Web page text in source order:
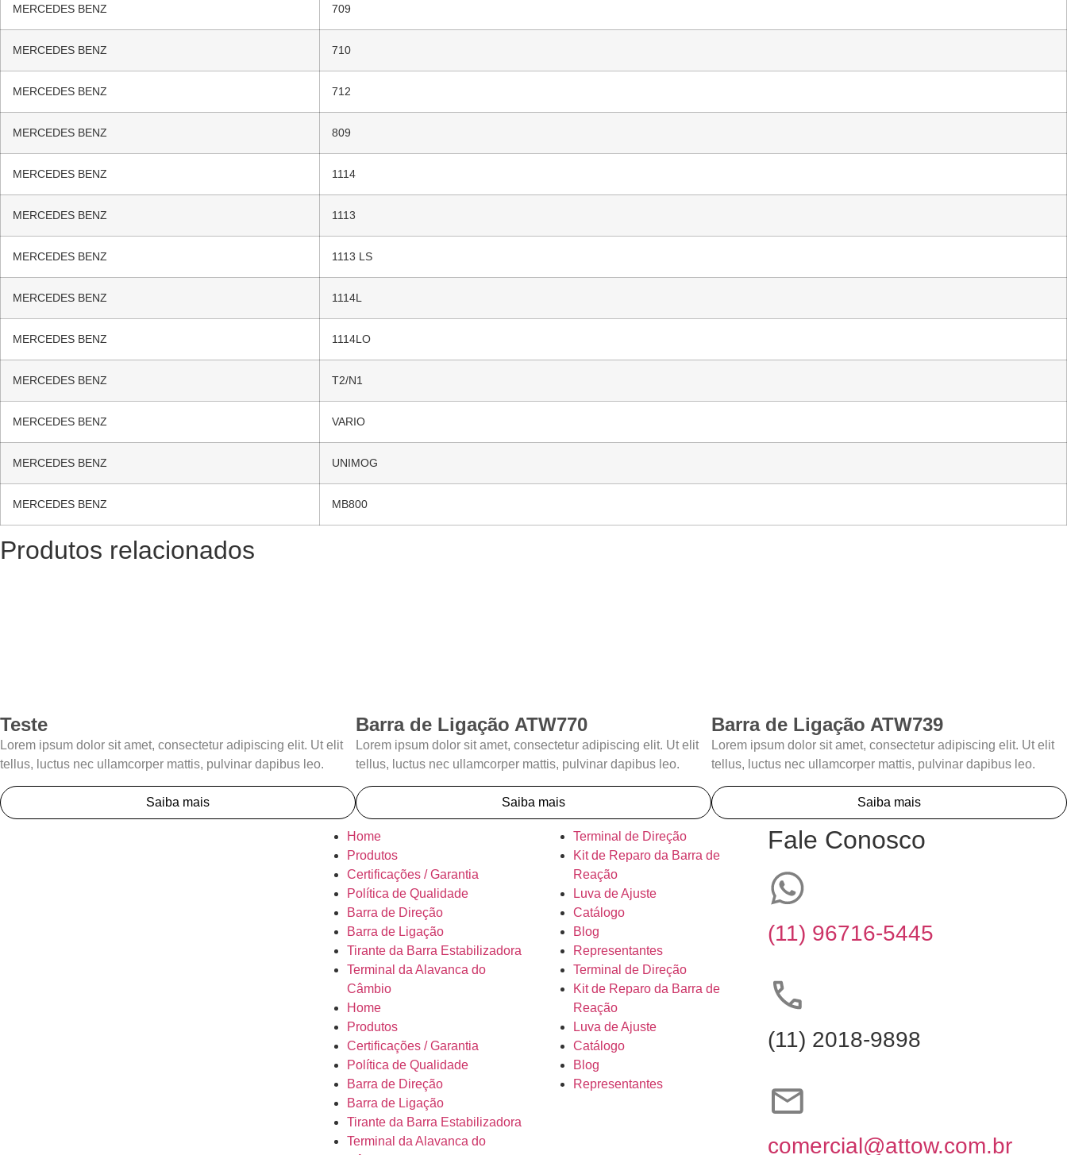
MERCEDES BENZ 709
MERCEDES BENZ 710
MERCEDES BENZ 712
MERCEDES BENZ 809
MERCEDES BENZ 1114
MERCEDES BENZ 1113
MERCEDES BENZ 1113 LS
MERCEDES BENZ 1114L
MERCEDES BENZ 1114LO
MERCEDES BENZ T2/N1
MERCEDES BENZ VARIO
MERCEDES BENZ UNIMOG
MERCEDES BENZ MB800
Produtos relacionados
Teste
Lorem ipsum dolor sit amet, consectetur adipiscing elit. Ut elit
tellus, luctus nec ullamcorper mattis, pulvinar dapibus leo.
Saiba mais
Barra de Ligação ATW770
Lorem ipsum dolor sit amet, consectetur adipiscing elit. Ut elit
tellus, luctus nec ullamcorper mattis, pulvinar dapibus leo.
Saiba mais
Barra de Ligação ATW739
Lorem ipsum dolor sit amet, consectetur adipiscing elit. Ut elit
tellus, luctus nec ullamcorper mattis, pulvinar dapibus leo.
Saiba mais
Home
Produtos
Certificações / Garantia
Política de Qualidade
Barra de Direção
Barra de Ligação
Tirante da Barra Estabilizadora
Terminal da Alavanca do
Câmbio
Home
Produtos
Certificações / Garantia
Política de Qualidade
Barra de Direção
Barra de Ligação
Tirante da Barra Estabilizadora
Terminal da Alavanca do
Terminal de Direção
Kit de Reparo da Barra de
Reação
Luva de Ajuste
Catálogo
Blog
Representantes
Terminal de Direção
Kit de Reparo da Barra de
Reação
Luva de Ajuste
Catálogo
Blog
Representantes
Fale Conosco
(11) 96716-5445
(11) 2018-9898
comercial@attow.com.br